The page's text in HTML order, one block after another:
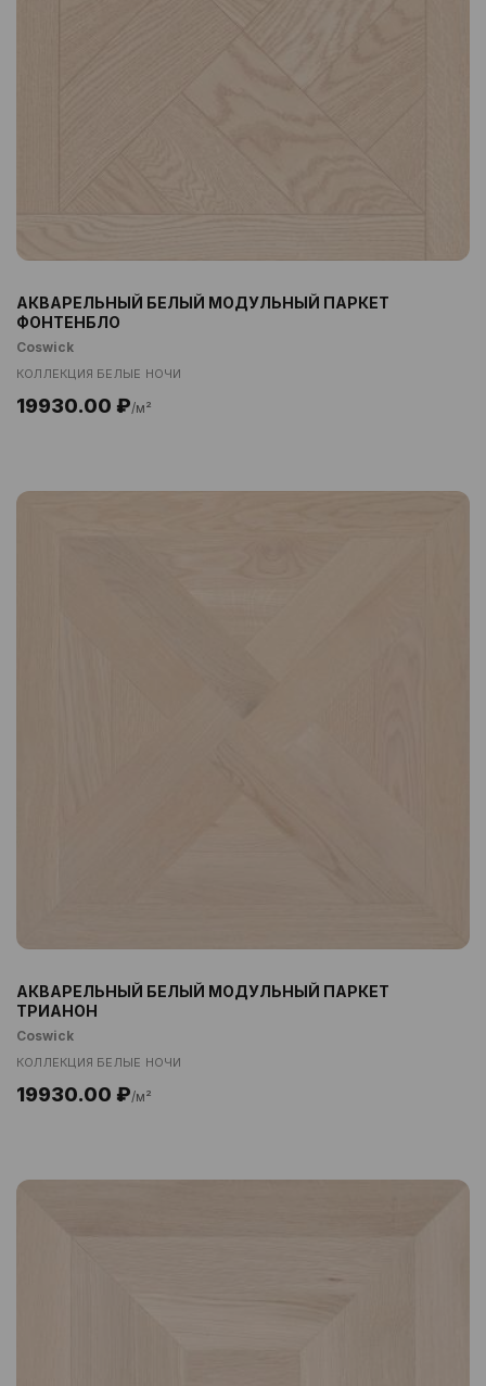
АКВАРЕЛЬНЫЙ БЕЛЫЙ МОДУЛЬНЫЙ ПАРКЕТ
ФОНТЕНБЛО
Coswick
КОЛЛЕКЦИЯ БЕЛЫЕ НОЧИ
19930.00 ₽/м²
АКВАРЕЛЬНЫЙ БЕЛЫЙ МОДУЛЬНЫЙ ПАРКЕТ
ТРИАНОН
Coswick
КОЛЛЕКЦИЯ БЕЛЫЕ НОЧИ
19930.00 ₽/м²